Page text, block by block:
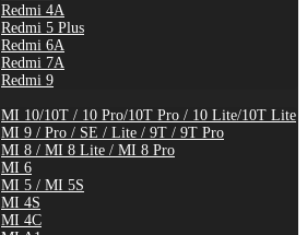
Redmi 4A
Redmi 5 Plus
Redmi 6A
Redmi 7A
Redmi 9
MI 10/10T / 10 Pro/10T Pro / 10 Lite/10T Lite
MI 9 / Pro / SE / Lite / 9T / 9T Pro
MI 8 / MI 8 Lite / MI 8 Pro
MI 6
MI 5 / MI 5S
MI 4S
MI 4C